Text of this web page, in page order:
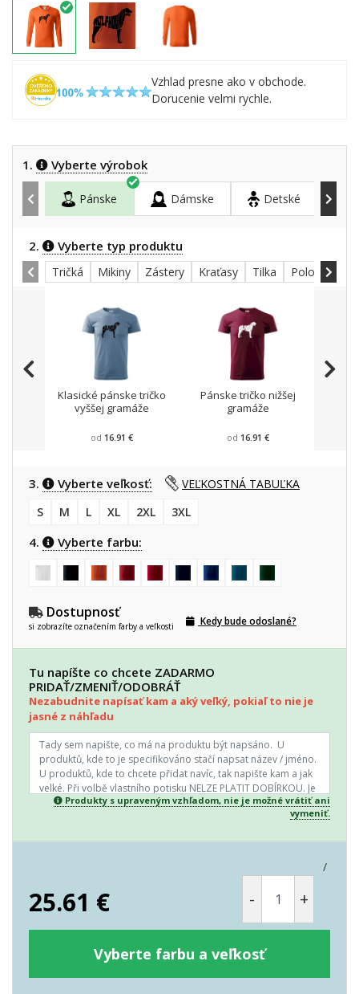
Vzhlad presne ako v obchode.
Dorucenie velmi rychle.
1. Vyberte výrobok
Pánske Dámske Detské
2. Vyberte typ produktu
Tričká Mikiny Zástery Kraťasy Tilka Polokošele
Klasické pánske tričko
vyššej gramáže
od 16.91 €
Pánske tričko nižšej
gramáže
od 16.91 €
3. Vyberte veľkosť:
VEĽKOSTNÁ TABUĽKA
S
M L XL 2XL 3XL
4. Vyberte farbu:
Dostupnosť
si zobrazíte označením farby a veľkosti Kedy bude odoslané?
Tu napíšte co chcete ZADARMO
PRIDAŤ/ZMENIŤ/ODOBRÁŤ
Nezabudnite napísať kam a aký veľký, pokiaľ to nie je
jasné z náhľadu
Produkty s upraveným vzhľadom, nie je možné vrátiť ani
vymeniť.
/
25.61 € - +
Vyberte farbu a veľkosť